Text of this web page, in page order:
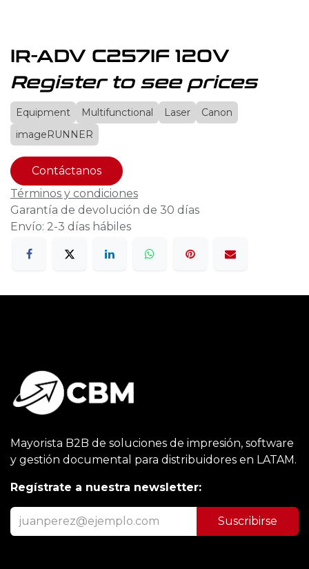
IR-ADV C257IF 120V
Register to see prices
Equipment Multifunctional Laser
Canon
imageRUNNER
Contáctanos
Términos y condiciones
Garantía de devolución de 30 días
Envío: 2-3 días hábiles
Mayorista B2B de soluciones de impresión, software
y gestión documental para distribuidores en LATAM.
Regístrate a nuestra newsletter:
Suscribirse